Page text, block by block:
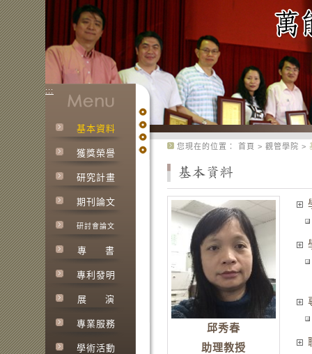
:::
基本資料
獲獎榮譽
研究計畫
期刊論文
研討會論文
專 書
專利發明
展 演
專業服務
學術活動
您現在的位置： 首頁 > 觀管學院 >
邱秀春
助理教授